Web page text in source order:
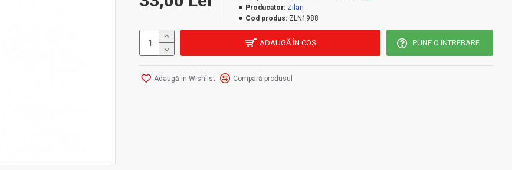
Producator: Zilan
Cod produs: ZLN1988
ADAUGĂ ÎN COŞ PUNE O INTREBARE
Adaugă in Wishlist Compară produsul